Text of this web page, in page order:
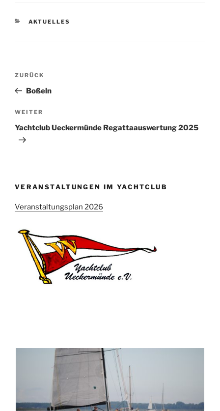
KATEGORIEN
AKTUELLES
Beitragsnavigation
Vorheriger
Beitrag
ZURÜCK
Boßeln
Nächster
Beitrag
WEITER
Yachtclub Ueckermünde Regattaauswertung 2025
VERANSTALTUNGEN IM YACHTCLUB
Veranstaltungsplan 2026